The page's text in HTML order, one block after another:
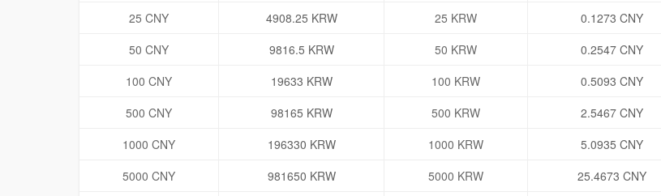
25 CNY
4908.25 KRW 25 KRW
0.1273 CNY
50 CNY
9816.5 KRW 50 KRW
0.2547 CNY
100 CNY
19633 KRW 100 KRW
0.5093 CNY
500 CNY
98165 KRW 500 KRW
2.5467 CNY
1000 CNY
196330 KRW 1000 KRW
5.0935 CNY
5000 CNY
981650 KRW 5000 KRW
25.4673 CNY